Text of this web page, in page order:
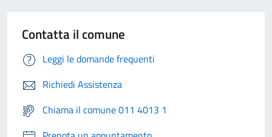
Contatta il comune
Leggi le domande frequenti
Richiedi Assistenza
Chiama il comune 011 4013 1